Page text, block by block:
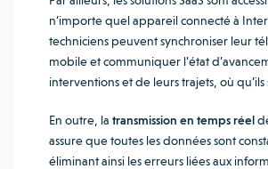
n’importe quel appareil connecté à
techniciens peuvent synchroniser leur
mobile et communiquer l’état
interventions et de leurs trajets, où
En outre, la transmission en temps réel
assure que toutes les données sont
éliminant ainsi les erreurs liées aux